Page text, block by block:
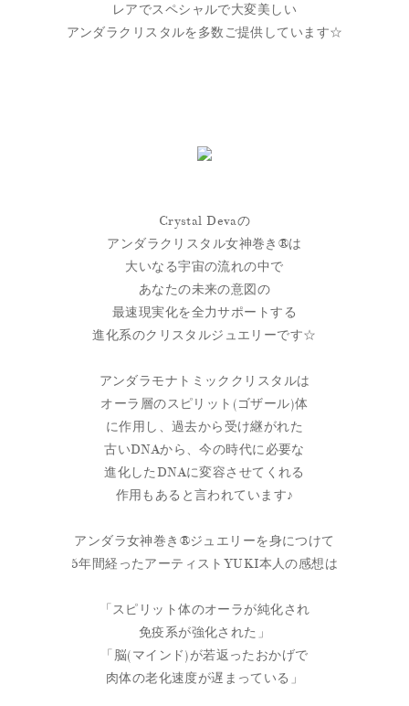
レアでスペシャルで大変美しい
アンダラクリスタルを多数ご提供しています☆
Crystal Devaの
アンダラクリスタル女神巻き®は
大いなる宇宙の流れの中で
あなたの未来の意図の
最速現実化を全力サポートする
進化系のクリスタルジュエリーです☆
アンダラモナトミッククリスタルは
オーラ層のスピリット(ゴザール)体
に作用し、過去から受け継がれた
古いDNAから、今の時代に必要な
進化したDNAに変容させてくれる
作用もあると言われています♪
アンダラ女神巻き®ジュエリーを身につけて
5年間経ったアーティストYUKI本人の感想は
「スピリット体のオーラが純化され
免疫系が強化された」
「脳(マインド)が若返ったおかげで
肉体の老化速度が遅まっている」